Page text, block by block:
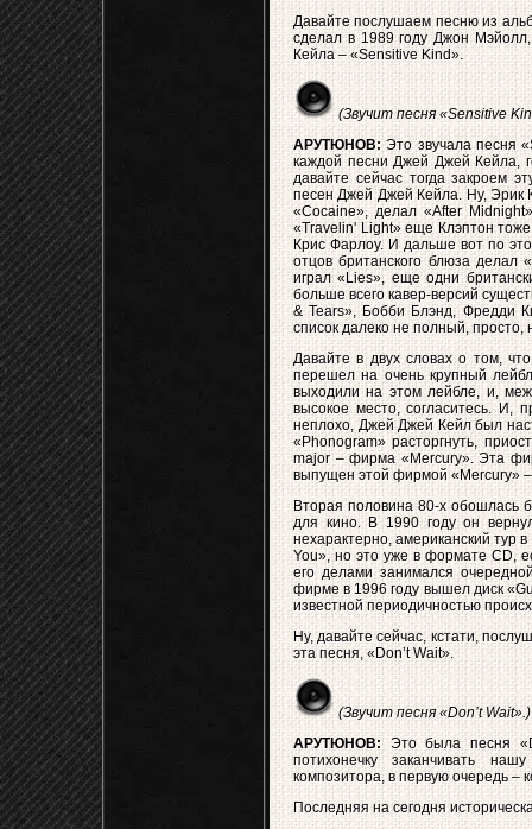
Давайте послушаем песню из
сделал в 1989 году Джон
Кейла – «Sensitive Kind».
(Звучит песня «Sensitive
АРУТЮНОВ:Это звучала песня
каждой песни Джей Джей Кейла,
давайте сейчас тогда закроем
песен Джей Джей Кейла. Ну, Эрик
«Cocaine», делал «After
«Travelin' Light» еще Клэптон
Крис Фарлоу. И дальше вот по
отцов британского блюза делал
играл «Lies», еще одни
больше всего кавер-версий
& Tears», Бобби Блэнд, Фредди
список далеко не полный,
Давайте в двух словах о том,
перешел на очень крупный
выходили на этом лейбле, и,
высокое место, согласитесь. И,
неплохо, Джей Джей Кейл был
«Phonogram» расторгнуть,
major – фирма «Mercury». Эта
выпущен этой фирмой «Mercury»
Вторая половина 80-х обошлась
для кино. В 1990 году он
нехарактерно, американский тур
You», но это уже в формате CD,
его делами занимался
фирме в 1996 году вышел диск
известной периодичностью
Ну, давайте сейчас, кстати,
эта песня, «Don’t Wait».
(Звучит песня «Don’t Wait».)
АРУТЮНОВ:Это была песня
потихонечку заканчивать
композитора, в первую очередь
Последняя на сегодня